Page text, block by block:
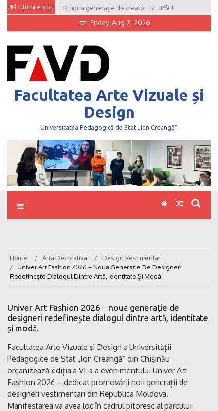
Skip
content
Ultimile știri O nouă generație de creatori la UPSC!
Friday, Aug 7, 2026
Facultatea Arte Vizuale și
Design
Universitatea Pedagogică de Stat „Ion Creangă”
Home Artă Decorativă
Design Vestimentar
Univer Art Fashion 2026 – Noua Generație De Designeri
Redefinește Dialogul Dintre Artă, Identitate Și Modă
Univer Art Fashion 2026 – noua generație de
designeri redefinește dialogul dintre artă, identitate
și modă.
Facultatea Arte Vizuale și Design a Universității
Pedagogice de Stat „Ion Creangă” din Chișinău
organizează ediția a VI-a a evenimentului Univer Art
Fashion 2026 – dedicat promovării noii generații de
designeri vestimentari din Republica Moldova.
Manifestarea va avea loc în cadrul pitoresc al parcului